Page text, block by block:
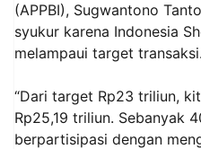
(APPBI), Sugwantono
syukur karena Indonesia
melampaui target transaksi.
“Dari target Rp23 triliun,
Rp25,19 triliun. Sebanyak
berpartisipasi dengan